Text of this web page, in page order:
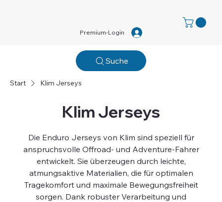
Premium-Login
Suche
Start Klim Jerseys
Klim Jerseys
Die Enduro Jerseys von Klim sind speziell für
anspruchsvolle Offroad- und Adventure-Fahrer
entwickelt. Sie überzeugen durch leichte,
atmungsaktive Materialien, die für optimalen
Tragekomfort und maximale Bewegungsfreiheit
sorgen. Dank robuster Verarbeitung und